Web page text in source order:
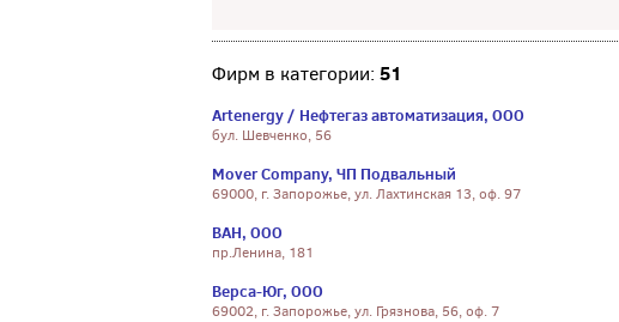
Фирм в категории: 51
Artenergy / Нефтегаз автоматизация, ООО
бул. Шевченко, 56
Mover Company, ЧП Подвальный
69000, г. Запорожье, ул. Лахтинская 13, оф. 97
ВАН, ООО
пр.Ленина, 181
Верса-Юг, ООО
69002, г. Запорожье, ул. Грязнова, 56, оф. 7